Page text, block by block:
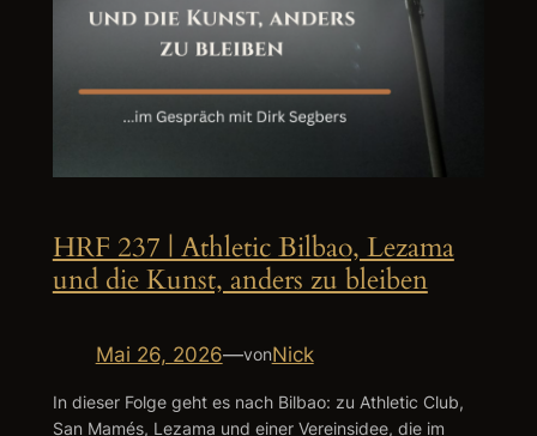
HRF 237 | Athletic Bilbao, Lezama
und die Kunst, anders zu bleiben
Mai 26, 2026—vonNick
In dieser Folge geht es nach Bilbao: zu Athletic Club,
San Mamés, Lezama und einer Vereinsidee, die im